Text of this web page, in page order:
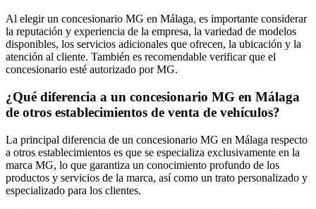
Al elegir un concesionario MG en Málaga, es importante considerar
la reputación y experiencia de la empresa, la variedad de modelos
disponibles, los servicios adicionales que ofrecen, la ubicación y la
atención al cliente. También es recomendable verificar que el
concesionario esté autorizado por MG.
¿Qué diferencia a un concesionario MG en Málaga
de otros establecimientos de venta de vehículos?
La principal diferencia de un concesionario MG en Málaga respecto
a otros establecimientos es que se especializa exclusivamente en la
marca MG, lo que garantiza un conocimiento profundo de los
productos y servicios de la marca, así como un trato personalizado y
especializado para los clientes.